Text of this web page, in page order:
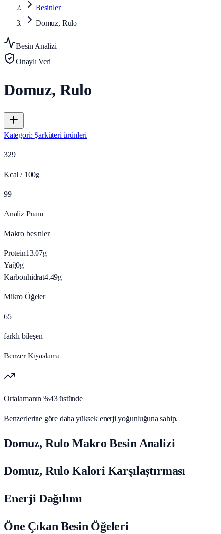
Besinler
Domuz, Rulo
Besin Analizi
Onaylı Veri
Domuz, Rulo
Kategori: Şarküteri ürünleri
329
Kcal / 100g
99
Analiz Puanı
Makro besinler
Protein13.07g
Yağ0g
Karbonhidrat4.49g
Mikro Öğeler
65
farklı bileşen
Benzer Kıyaslama
Ortalamanın %43 üstünde
Benzerlerine göre daha yüksek enerji yoğunluğuna sahip.
Domuz, Rulo Makro Besin Analizi
Domuz, Rulo Kalori Karşılaştırması
Enerji Dağılımı
Öne Çıkan Besin Öğeleri